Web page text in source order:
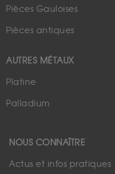
Pièces Gauloises
Pièces antiques
AUTRES MÉTAUX
Platine
Palladium
NOUS CONNAÎTRE
Actus et infos pratiques